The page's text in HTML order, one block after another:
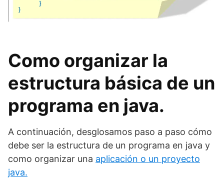
Como organizar la
estructura básica de un
programa en java.
A continuación, desglosamos paso a paso cómo
debe ser la estructura de un programa en java y
como organizar una aplicación o un proyecto
java.